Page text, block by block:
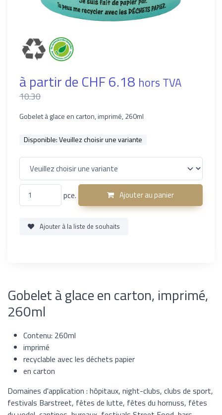
à partir de CHF 6.18 hors TVA
10.30
Gobelet à glace en carton, imprimé, 260ml
Disponible:Veuillez choisir une variante
pce. Ajouter au panier
Ajouter à la liste de souhaits
Gobelet à glace en carton, imprimé,
260ml
Contenu: 260ml
imprimé
recyclable avec les déchets papier
en carton
Domaines d'application : hôpitaux, night-clubs, clubs de sport,
festivals Barstreet, fêtes de lutte, fêtes du hornuss, fêtes